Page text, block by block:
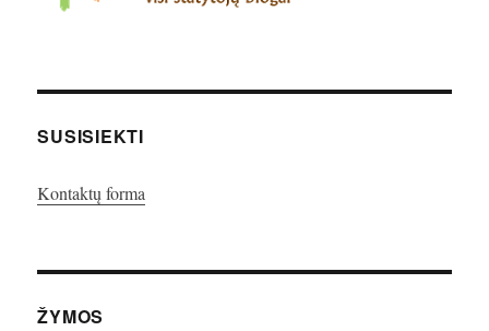
SUSISIEKTI
Kontaktų forma
ŽYMOS